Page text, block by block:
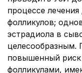
процессе
фолликулов;
эстрадиола в
целесообразным.
повышенный риск
фолликулами,